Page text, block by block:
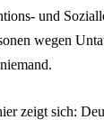
und
wegen
zeigt sich: